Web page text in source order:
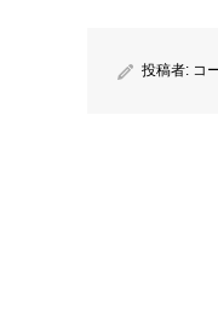
投稿者: コ